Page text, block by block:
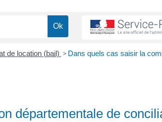
de location (bail) > Dans quels cas saisir la
départementale de